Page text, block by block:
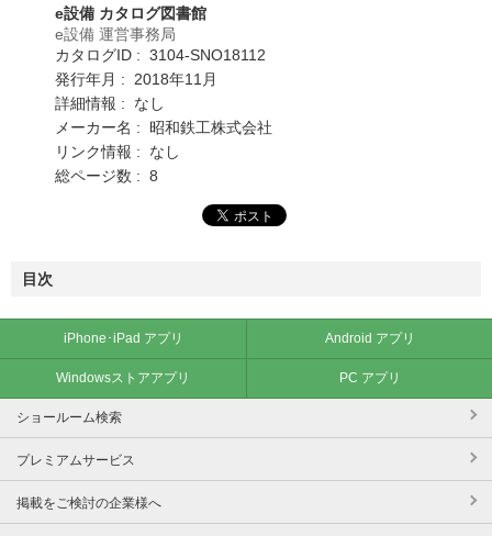
e設備 カタログ図書館
e設備 運営事務局
カタログID : 3104-SNO18112
発行年月 : 2018年11月
詳細情報 : なし
メーカー名 : 昭和鉄工株式会社
リンク情報 : なし
総ページ数 : 8
目次
iPhone･iPad アプリ Android アプリ
Windowsストアアプリ PC アプリ
ショールーム検索
プレミアムサービス
掲載をご検討の企業様へ